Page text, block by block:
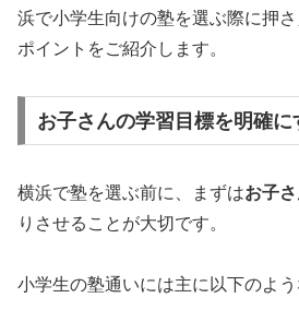
浜で小学生向けの塾を選ぶ際に押
ポイントをご紹介します。
お子さんの学習目標を明確に
横浜で塾を選ぶ前に、まずはお子
りさせることが大切です。
小学生の塾通いには主に以下のよう